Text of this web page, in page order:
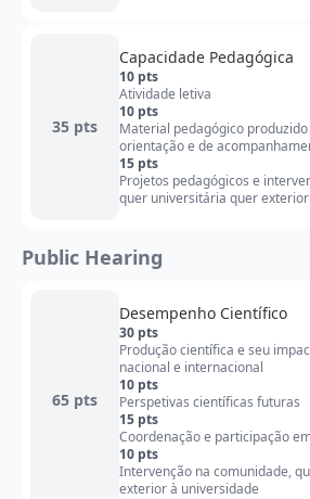
35 pts
Capacidade Pedagógica
10 pts
Atividade letiva
10 pts
Material pedagógico
orientação e de
15 pts
Projetos pedagógicos e
quer universitária quer
Public Hearing
65 pts
Desempenho Científico
30 pts
Produção científica e seu
nacional e internacional
10 pts
Perspetivas científicas futuras
15 pts
Coordenação e participação
10 pts
Intervenção na comunidade,
exterior à universidade